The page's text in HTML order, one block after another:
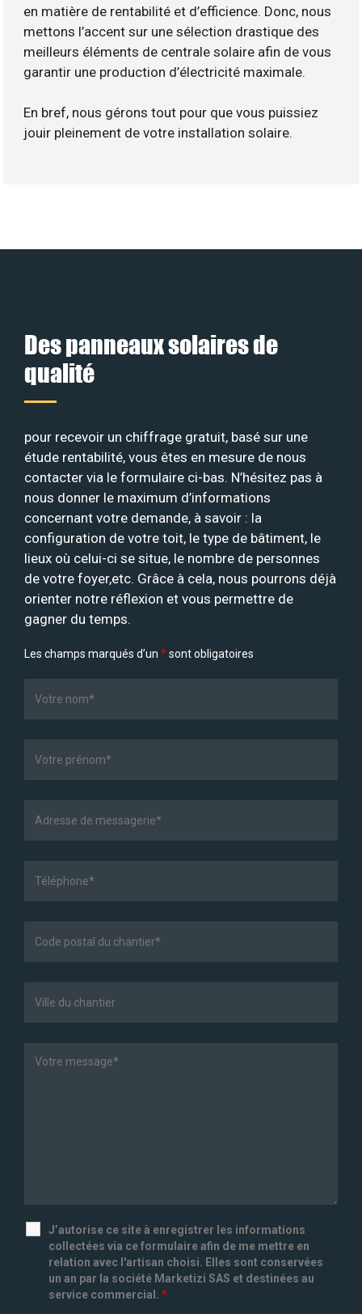
en matière de rentabilité et d’efficience. Donc, nous
mettons l’accent sur une sélection drastique des
meilleurs éléments de centrale solaire afin de vous
garantir une production d’électricité maximale.
En bref, nous gérons tout pour que vous puissiez
jouir pleinement de votre installation solaire.
Des panneaux solaires de
qualité
pour recevoir un chiffrage gratuit, basé sur une
étude rentabilité, vous êtes en mesure de nous
contacter via le formulaire ci-bas. N’hésitez pas à
nous donner le maximum d’informations
concernant votre demande, à savoir : la
configuration de votre toit, le type de bâtiment, le
lieux où celui-ci se situe, le nombre de personnes
de votre foyer,etc. Grâce à cela, nous pourrons déjà
orienter notre réflexion et vous permettre de
gagner du temps.
Les champs marqués d’un *sont obligatoires
J’autorise ce site à enregistrer les informations
collectées via ce formulaire afin de me mettre en
relation avec l'artisan choisi. Elles sont conservées
un an par la société Marketizi SAS et destinées au
service commercial. *